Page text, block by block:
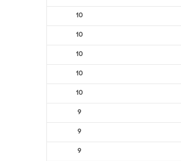
10
10
10
10
10
9
9
9